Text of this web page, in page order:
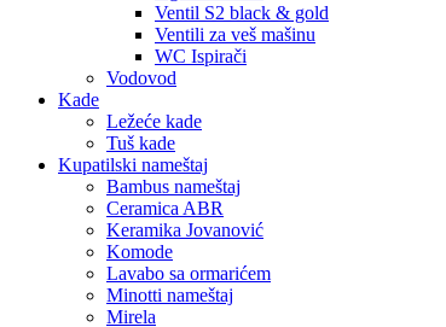
Ventil S2 black & gold
Ventili za veš mašinu
WC Ispirači
Vodovod
Kade
Ležeće kade
Tuš kade
Kupatilski nameštaj
Bambus nameštaj
Ceramica ABR
Keramika Jovanović
Komode
Lavabo sa ormarićem
Minotti nameštaj
Mirela